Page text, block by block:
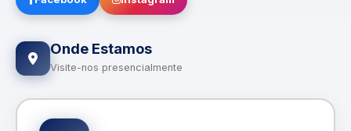
Onde Estamos
Visite-nos presencialmente